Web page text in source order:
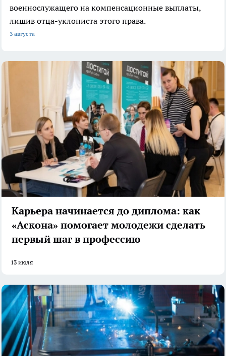
военнослужащего на компенсационные выплаты,
лишив отца-уклониста этого права.
3 августа
Карьера начинается до диплома: как
«Аскона» помогает молодежи сделать
первый шаг в профессию
13 июля